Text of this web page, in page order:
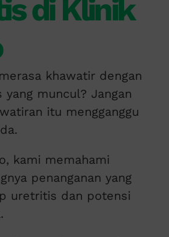
di Klinik
khawatir dengan
muncul? Jangan
itu mengganggu
kami memahami
penanganan yang
uretritis dan potensi